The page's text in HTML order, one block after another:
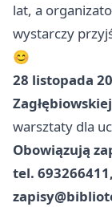
lat, a
wystarczy
😊
28 listopada
warsztaty dla
Obowiązują
tel.